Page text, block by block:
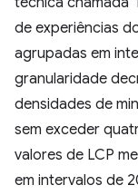
de experiências
agrupadas em
granularidade
densidades de
sem exceder
valores de LCP
em intervalos de